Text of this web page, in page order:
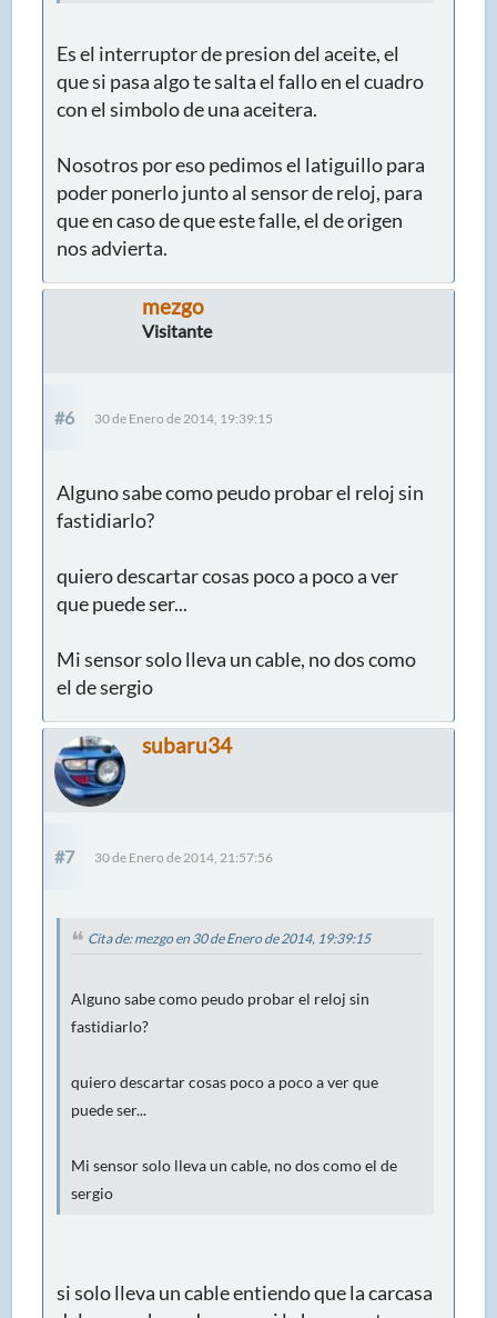
Es el interruptor de presion del aceite, el
que si pasa algo te salta el fallo en el cuadro
con el simbolo de una aceitera.
Nosotros por eso pedimos el latiguillo para
poder ponerlo junto al sensor de reloj, para
que en caso de que este falle, el de origen
nos advierta.
mezgo
Visitante
#6 30 de Enero de 2014, 19:39:15
Alguno sabe como peudo probar el reloj sin
fastidiarlo?
quiero descartar cosas poco a poco a ver
que puede ser...
Mi sensor solo lleva un cable, no dos como
el de sergio
subaru34
#7 30 de Enero de 2014, 21:57:56
Cita de: mezgo en 30 de Enero de 2014, 19:39:15
Alguno sabe como peudo probar el reloj sin
fastidiarlo?
quiero descartar cosas poco a poco a ver que
puede ser...
Mi sensor solo lleva un cable, no dos como el de
sergio
si solo lleva un cable entiendo que la carcasa